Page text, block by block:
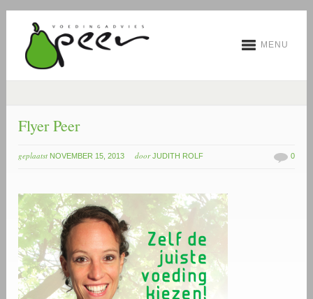
MENU
Flyer Peer
geplaatst NOVEMBER 15, 2013 door JUDITH ROLF 0